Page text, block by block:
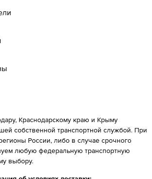
Краснодарскому краю и Крыму
собственной транспортной службой. При
России, либо в случае срочного
любую федеральную транспортную
выбору.